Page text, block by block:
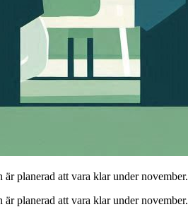
planerad att vara klar under november.
planerad att vara klar under november.